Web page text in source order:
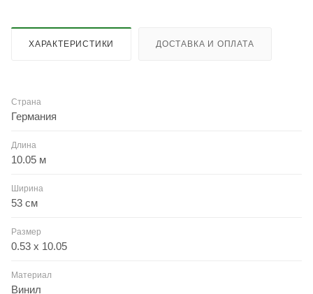
ХАРАКТЕРИСТИКИ ДОСТАВКА И ОПЛАТА
Страна
Германия
Длина
10.05 м
Ширина
53 см
Размер
0.53 x 10.05
Материал
Винил